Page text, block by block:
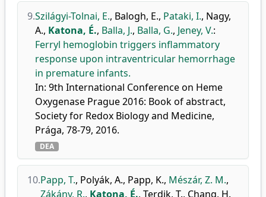
9.Szilágyi-Tolnai, E., Balogh, E., Pataki, I., Nagy,
A., Katona, É., Balla, J., Balla, G., Jeney, V.:
Ferryl hemoglobin triggers inflammatory
response upon intraventricular hemorrhage
in premature infants.
In: 9th International Conference on Heme
Oxygenase Prague 2016: Book of abstract,
Society for Redox Biology and Medicine,
Prága, 78-79, 2016.
DEA
10.Papp, T., Polyák, A., Papp, K., Mészár, Z. M.,
Zákány, R., Katona, É., Terdik, T., Chang, H.